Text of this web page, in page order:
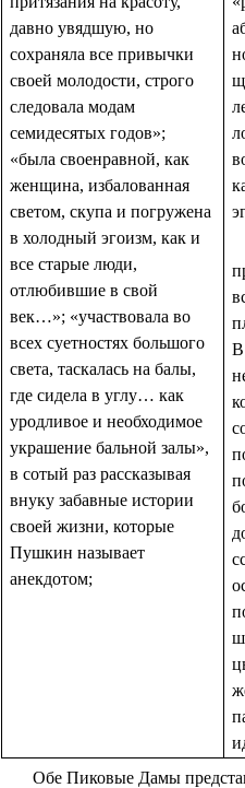
давно увядшую, но
сохраняла все привычки
своей молодости, строго
следовала модам
семидесятых годов»;
«была своенравной, как
женщина, избалованная
светом, скупа и погружена
в холодный эгоизм, как и
все старые люди,
отлюбившие в свой
век…»; «участвовала во
всех суетностях большого
света, таскалась на балы,
где сидела в углу… как
уродливое и необходимое
украшение бальной залы»,
в сотый раз рассказывая
внуку забавные истории
своей жизни, которые
Пушкин называет
анекдотом;
В
Обе Пиковые Дамы